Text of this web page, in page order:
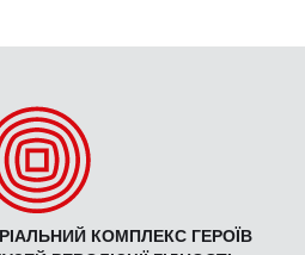
КОМПЛЕКС ГЕРОЇВ